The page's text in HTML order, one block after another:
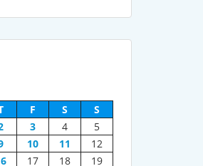
F S
S
3 4
5
10 11
12
17 18
19